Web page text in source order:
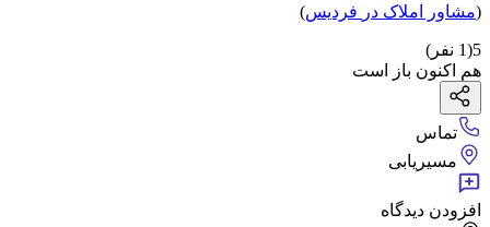
(مشاور املاک در فردیس)
5
(
1 نفر)
هم اکنون باز است
تماس
مسیریابی
افزودن دیدگاه